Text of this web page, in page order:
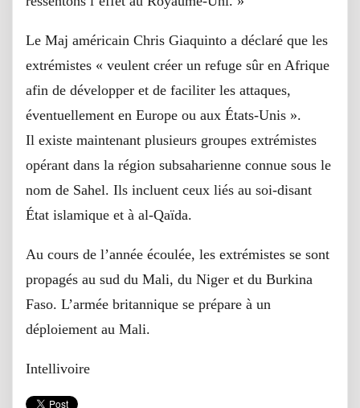
Le Maj américain Chris Giaquinto a déclaré que les
extrémistes « veulent créer un refuge sûr en Afrique
afin de développer et de faciliter les attaques,
éventuellement en Europe ou aux États-Unis ».
Il existe maintenant plusieurs groupes extrémistes
opérant dans la région subsaharienne connue sous le
nom de Sahel. Ils incluent ceux liés au soi-disant
État islamique et à al-Qaïda.
Au cours de l’année écoulée, les extrémistes se sont
propagés au sud du Mali, du Niger et du Burkina
Faso. L’armée britannique se prépare à un
déploiement au Mali.
Intellivoire